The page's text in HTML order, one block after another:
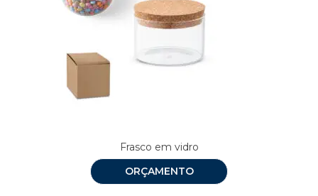
Frasco em vidro
ORÇAMENTO